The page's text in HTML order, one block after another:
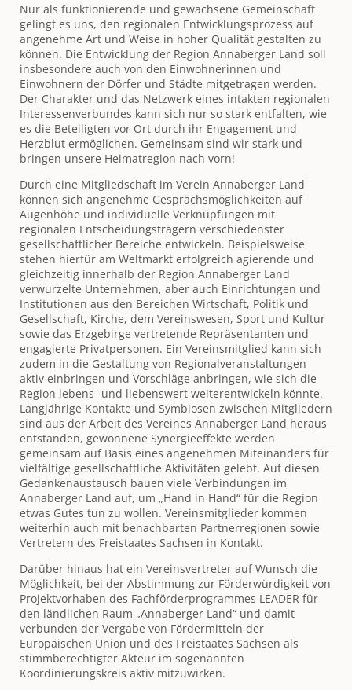
Nur als funktionierende und gewachsene Gemeinschaft
gelingt es uns, den regionalen Entwicklungsprozess auf
angenehme Art und Weise in hoher Qualität gestalten zu
können. Die Entwicklung der Region Annaberger Land soll
insbesondere auch von den Einwohnerinnen und
Einwohnern der Dörfer und Städte mitgetragen werden.
Der Charakter und das Netzwerk eines intakten regionalen
Interessenverbundes kann sich nur so stark entfalten, wie
es die Beteiligten vor Ort durch ihr Engagement und
Herzblut ermöglichen. Gemeinsam sind wir stark und
bringen unsere Heimatregion nach vorn!
Durch eine Mitgliedschaft im Verein Annaberger Land
können sich angenehme Gesprächsmöglichkeiten auf
Augenhöhe und individuelle Verknüpfungen mit
regionalen Entscheidungsträgern verschiedenster
gesellschaftlicher Bereiche entwickeln. Beispielsweise
stehen hierfür am Weltmarkt erfolgreich agierende und
gleichzeitig innerhalb der Region Annaberger Land
verwurzelte Unternehmen, aber auch Einrichtungen und
Institutionen aus den Bereichen Wirtschaft, Politik und
Gesellschaft, Kirche, dem Vereinswesen, Sport und Kultur
sowie das Erzgebirge vertretende Repräsentanten und
engagierte Privatpersonen. Ein Vereinsmitglied kann sich
zudem in die Gestaltung von Regionalveranstaltungen
aktiv einbringen und Vorschläge anbringen, wie sich die
Region lebens- und liebenswert weiterentwickeln könnte.
Langjährige Kontakte und Symbiosen zwischen Mitgliedern
sind aus der Arbeit des Vereines Annaberger Land heraus
entstanden, gewonnene Synergieeffekte werden
gemeinsam auf Basis eines angenehmen Miteinanders für
vielfältige gesellschaftliche Aktivitäten gelebt. Auf diesen
Gedankenaustausch bauen viele Verbindungen im
Annaberger Land auf, um „Hand in Hand“ für die Region
etwas Gutes tun zu wollen. Vereinsmitglieder kommen
weiterhin auch mit benachbarten Partnerregionen sowie
Vertretern des Freistaates Sachsen in Kontakt.
Darüber hinaus hat ein Vereinsvertreter auf Wunsch die
Möglichkeit, bei der Abstimmung zur Förderwürdigkeit von
Projektvorhaben des Fachförderprogrammes LEADER für
den ländlichen Raum „Annaberger Land“ und damit
verbunden der Vergabe von Fördermitteln der
Europäischen Union und des Freistaates Sachsen als
stimmberechtigter Akteur im sogenannten
Koordinierungskreis aktiv mitzuwirken.